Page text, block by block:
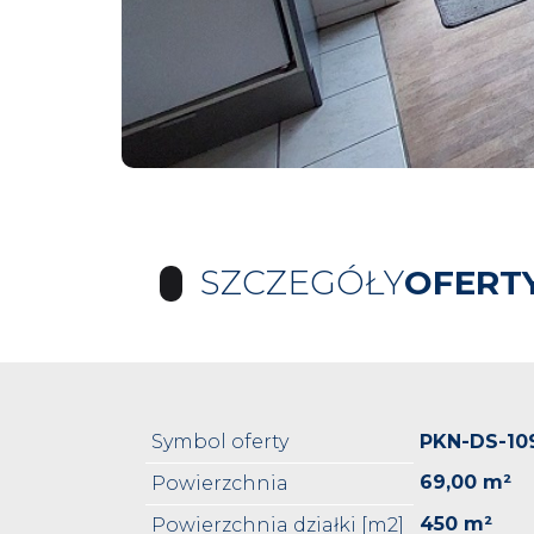
SZCZEGÓŁY
Symbol oferty
PKN-DS-
Powierzchnia
69,00 m²
Powierzchnia działki [m2]
450 m²